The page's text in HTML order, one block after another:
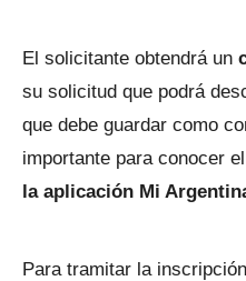
El solicitante obtendrá un
su solicitud que podrá
que debe guardar como
importante para conocer el
la aplicación Mi
Para tramitar la